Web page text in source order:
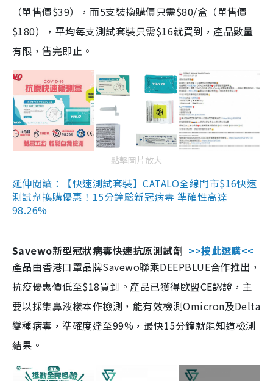
（單售價$39），而5支裝換購價只需$80/盒（單售價
$180），平均每支測試套裝只需$16就買到，產品數量
有限，售完即止。
點擊圖片放大
延伸閱讀：【快速測試套裝】CATALO全線門市$16快速
測試劑換購優惠！15分鐘驗新冠病毒 準確性高達
98.26%
Savewo新型冠狀病毒快速抗原測試劑 >>按此選購<<
產品由香港口罩品牌Savewo聯乘DEEPBLUE合作推出，
抗疫優惠價低至$18買到。產品已獲得歐盟CE認證，主
要以採集鼻液樣本作檢測，能有效檢測Omicron及Delta
變種病毒，準確度達至99%，最快15分鐘就能知道檢測
結果。